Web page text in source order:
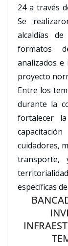
24 a través
Se
alcaldías
formatos
analizados
proyecto
Entre los
durante la
fortalecer
cuidadores,
transporte,
específicas